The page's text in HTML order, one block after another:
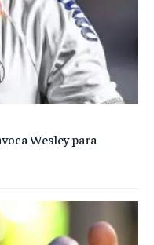
Wesley para